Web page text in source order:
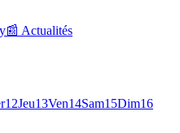
📰 Actualités
12Jeu13Ven14Sam15Dim16